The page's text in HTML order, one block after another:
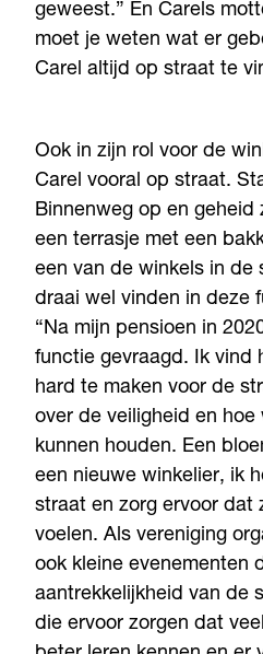
geweest.” En Carels
moet je weten wat er
Carel altijd op straat te
Ook in zijn rol voor de
Carel vooral op straat.
Binnenweg op en geheid
een terrasje met een
een van de winkels in de
draai wel vinden in deze
“Na mijn pensioen in
functie gevraagd. Ik vind
hard te maken voor de
over de veiligheid en hoe
kunnen houden. Een
een nieuwe winkelier, ik
straat en zorg ervoor dat
voelen. Als vereniging
ook kleine evenementen
aantrekkelijkheid van de
die ervoor zorgen dat